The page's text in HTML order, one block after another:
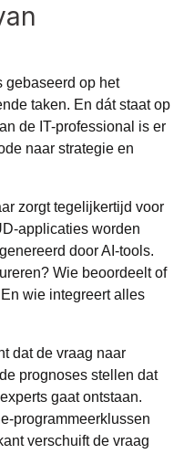
gebaseerd op het
taken. En dát staat op
de IT-professional is er
naar strategie en
zorgt tegelijkertijd voor
applicaties worden
door AI-tools.
Wie beoordeelt of
wie integreert alles
dat de vraag naar
prognoses stellen dat
gaat ontstaan.
programmeerklussen
verschuift de vraag